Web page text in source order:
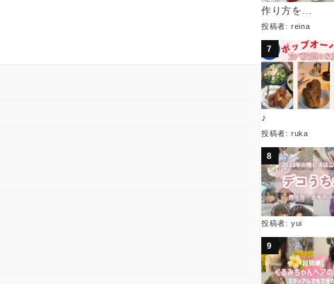
作り方を...
投稿者: reina
♪
投稿者: ruka
投稿者: yui